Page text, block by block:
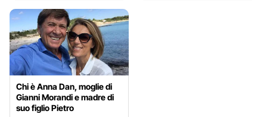
Chi è Anna Dan, moglie di
Gianni Morandi e madre di
suo figlio Pietro